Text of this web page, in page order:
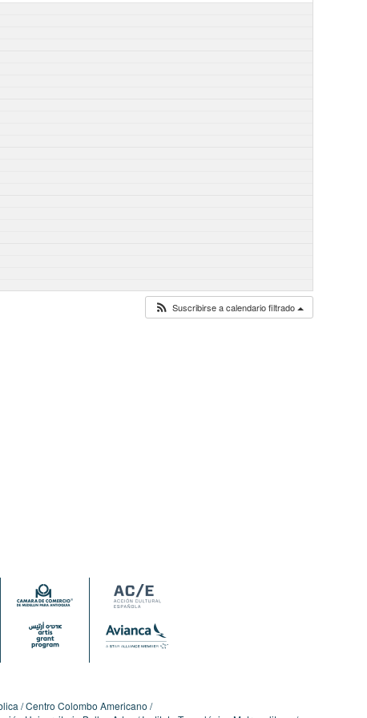
Suscribirse a calendario filtrado
Centro Colombo Americano